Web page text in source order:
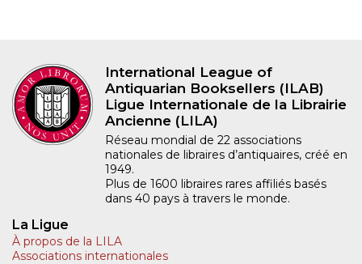
International League of
Antiquarian Booksellers (ILAB)
Ligue Internationale de la Librairie
Ancienne (LILA)
Réseau mondial de 22 associations
nationales de libraires d’antiquaires, créé en
1949.
Plus de 1600 libraires rares affiliés basés
dans 40 pays à travers le monde.
La Ligue
À propos de la LILA
Associations internationales